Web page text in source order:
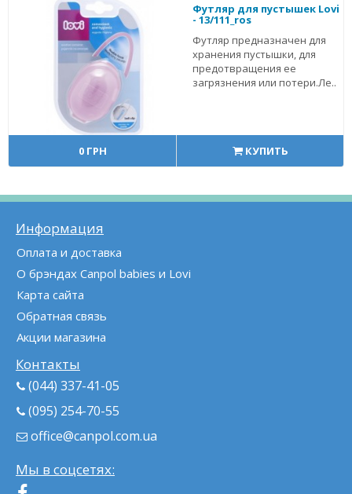
Футляр для пустышек Lovi
- 13/111_ros
Футляр предназначен для
хранения пустышки, для
предотвращения ее
загрязнения или потери.Ле..
0 ГРН КУПИТЬ
Информация
Оплата и доставка
О брэндах Canpol babies и Lovi
Карта сайта
Обратная связь
Акции магазина
Контакты
(044) 337-41-05
(095) 254-70-55
office@canpol.com.ua
Мы в соцсетях: